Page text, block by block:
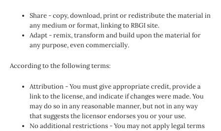
Share - copy, download, print or redistribute the material in
any medium or format, linking to RBGI site.
Adapt - remix, transform and build upon the material for
any purpose, even commercially.
According to the following terms:
Attribution - You must give appropriate credit, provide a
link to the license, and indicate if changes were made. You
may do so in any reasonable manner, but not in any way
that suggests the licensor endorses you or your use.
No additional restrictions - You may not apply legal terms